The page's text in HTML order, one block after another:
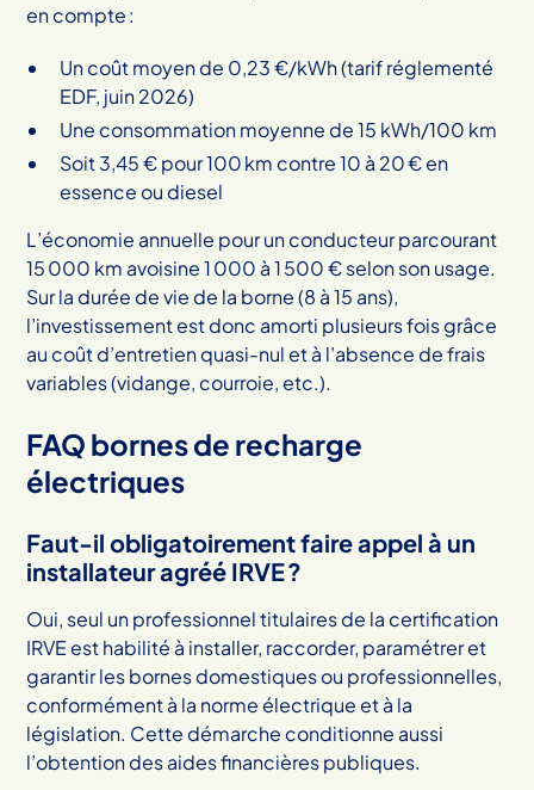
en compte :
Un coût moyen de 0,23 €/kWh (tarif réglementé
EDF, juin 2026)
Une consommation moyenne de 15 kWh/100 km
Soit 3,45 € pour 100 km contre 10 à 20 € en
essence ou diesel
L’économie annuelle pour un conducteur parcourant
15 000 km avoisine 1 000 à 1 500 € selon son usage.
Sur la durée de vie de la borne (8 à 15 ans),
l’investissement est donc amorti plusieurs fois grâce
au coût d’entretien quasi-nul et à l’absence de frais
variables (vidange, courroie, etc.).
FAQ bornes de recharge
électriques
Faut-il obligatoirement faire appel à un
installateur agréé IRVE ?
Oui, seul un professionnel titulaires de la certification
IRVE est habilité à installer, raccorder, paramétrer et
garantir les bornes domestiques ou professionnelles,
conformément à la norme électrique et à la
législation. Cette démarche conditionne aussi
l’obtention des aides financières publiques.